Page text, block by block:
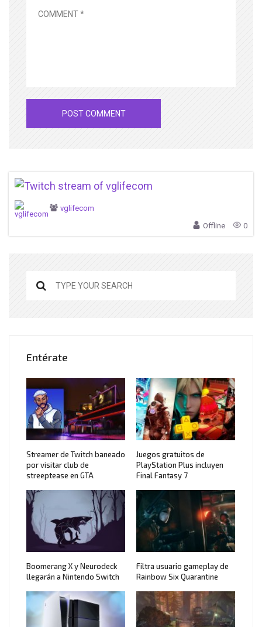
vglifecom
Offline 0
Entérate
Streamer de Twitch baneado
por visitar club de
streeptease en GTA
Juegos gratuitos de
PlayStation Plus incluyen
Final Fantasy 7
Boomerang X y Neurodeck
llegarán a Nintendo Switch
Filtra usuario gameplay de
Rainbow Six Quarantine